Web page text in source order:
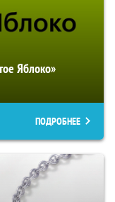
Яблоко»
ПОДРОБНЕЕ